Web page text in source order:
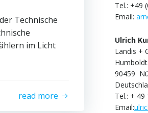
Technische
im Licht
read more
Tel.: +49
Email:
Ulrich
Landis +
90459
Tel.: + 49
Email: